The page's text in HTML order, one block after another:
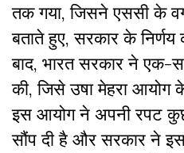
तक गया, जिसने एससी के
बताते हुए, सरकार के निर्णय
बाद, भारत सरकार ने एक-
की, जिसे उषा मेहरा आयोग
इस आयोग ने अपनी रपट
सौंप दी है और सरकार ने